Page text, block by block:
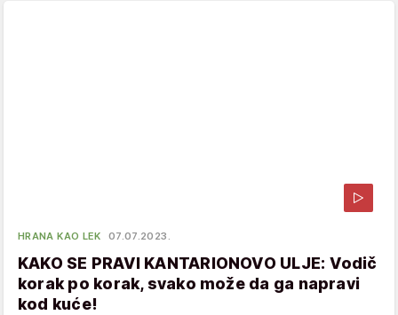
HRANA KAO LEK 07.07.2023.
KAKO SE PRAVI KANTARIONOVO ULJE: Vodič
korak po korak, svako može da ga napravi
kod kuće!